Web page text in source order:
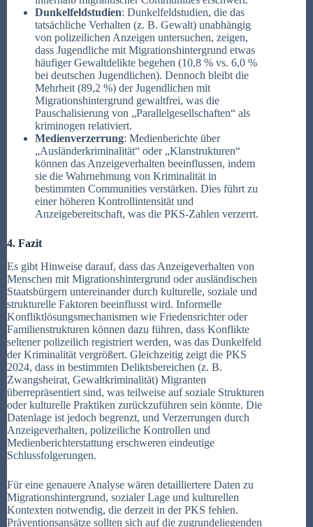
Dunkelfeldstudien: Dunkelfeldstudien, die das
tatsächliche Verhalten (z. B. Gewalt) unabhängig
von polizeilichen Anzeigen untersuchen, zeigen,
dass Jugendliche mit Migrationshintergrund etwas
häufiger Gewaltdelikte begehen (10,8 % vs. 6,0 %
bei deutschen Jugendlichen). Dennoch bleibt die
Mehrheit (89,2 %) der Jugendlichen mit
Migrationshintergrund gewaltfrei, was die
Pauschalisierung von „Parallelgesellschaften“ als
kriminogen relativiert.
Medienverzerrung: Medienberichte über
„Ausländerkriminalität“ oder „Klanstrukturen“
können das Anzeigeverhalten beeinflussen, indem
sie die Wahrnehmung von Kriminalität in
bestimmten Communities verstärken. Dies führt zu
einer höheren Kontrollintensität und
Anzeigebereitschaft, was die PKS-Zahlen verzerrt.
4. Fazit
Es gibt Hinweise darauf, dass das Anzeigeverhalten von
Menschen mit Migrationshintergrund oder ausländischen
Staatsbürgern untereinander durch kulturelle, soziale und
strukturelle Faktoren beeinflusst wird. Informelle
Konfliktlösungsmechanismen wie Friedensrichter oder
Familienstrukturen können dazu führen, dass Konflikte
seltener polizeilich registriert werden, was das Dunkelfeld
der Kriminalität vergrößert. Gleichzeitig zeigt die PKS
2024, dass in bestimmten Deliktsbereichen (z. B.
Zwangsheirat, Gewaltkriminalität) Migranten
überrepräsentiert sind, was teilweise auf soziale Strukturen
oder kulturelle Praktiken zurückzuführen sein könnte. Die
Datenlage ist jedoch begrenzt, und Verzerrungen durch
Anzeigeverhalten, polizeiliche Kontrollen und
Medienberichterstattung erschweren eindeutige
Schlussfolgerungen.
Für eine genauere Analyse wären detailliertere Daten zu
Migrationshintergrund, sozialer Lage und kulturellen
Kontexten notwendig, die derzeit in der PKS fehlen.
Präventionsansätze sollten sich auf die zugrundeliegenden